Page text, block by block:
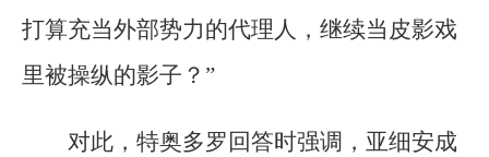
打算充当外部势力的代理人，继续当皮影戏
里被操纵的影子？”
对此，特奥多罗回答时强调，亚细安成